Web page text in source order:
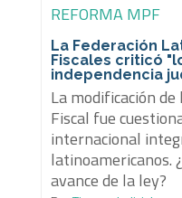
REFORMA MPF
La Federación
Fiscales criticó
independencia
La modificación
Fiscal fue
internacional
latinoamericanos.
avance de la ley?